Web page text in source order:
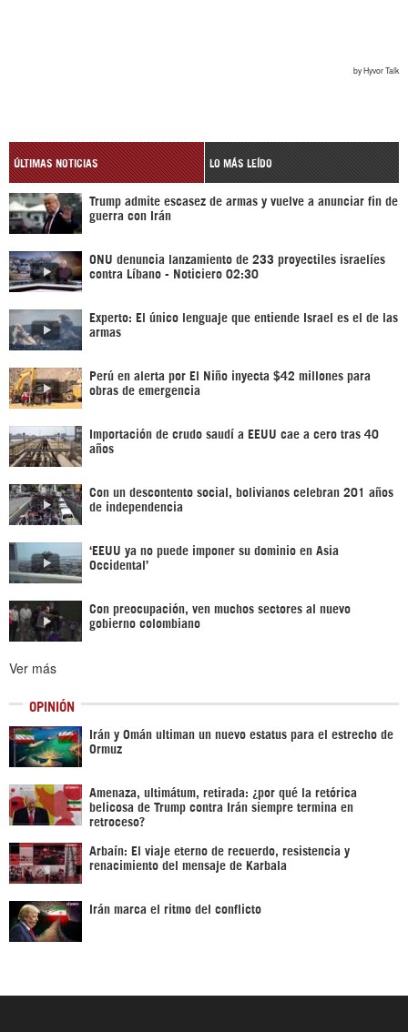
ÚLTIMAS NOTICIAS LO MÁS LEÍDO
Trump admite escasez de armas y vuelve a anunciar fin de
guerra con Irán
ONU denuncia lanzamiento de 233 proyectiles israelíes
contra Líbano - Noticiero 02:30
Experto: El único lenguaje que entiende Israel es el de las
armas
Perú en alerta por El Niño inyecta $42 millones para
obras de emergencia
Importación de crudo saudí a EEUU cae a cero tras 40
años
Con un descontento social, bolivianos celebran 201 años
de independencia
‘EEUU ya no puede imponer su dominio en Asia
Occidental’
Con preocupación, ven muchos sectores al nuevo
gobierno colombiano
Ver más
OPINIÓN
Irán y Omán ultiman un nuevo estatus para el estrecho de
Ormuz
Amenaza, ultimátum, retirada: ¿por qué la retórica
belicosa de Trump contra Irán siempre termina en
retroceso?
Arbaín: El viaje eterno de recuerdo, resistencia y
renacimiento del mensaje de Karbala
Irán marca el ritmo del conflicto